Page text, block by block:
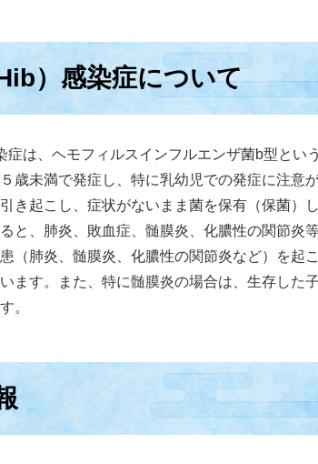
）感染症​について
症は、ヘモフィルスインフルエンザ菌b型とい
歳未満で発症し、特に乳幼児での発症に注意
き起こし、症状がないまま菌を保有（保菌）
と、肺炎、敗血症、髄膜炎、化膿性の関節炎
（肺炎、髄膜炎、化膿性の関節炎など）を起
ます。また、特に髄膜炎の場合は、生存した
。